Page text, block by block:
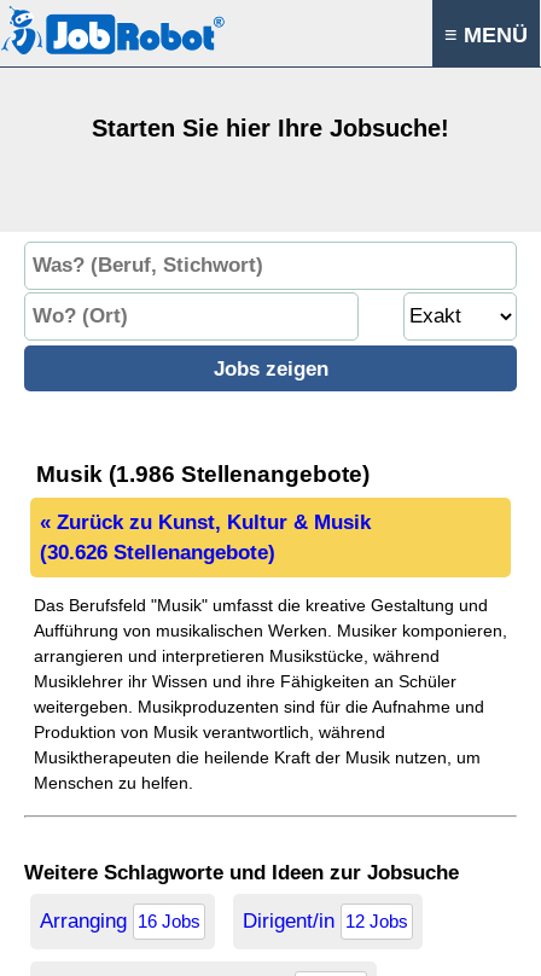
≡ MENÜ
Starten Sie hier Ihre Jobsuche!
Musik (1.986 Stellenangebote)
« Zurück zu Kunst, Kultur & Musik
(30.626 Stellenangebote)
Das Berufsfeld "Musik" umfasst die kreative Gestaltung und
Aufführung von musikalischen Werken. Musiker komponieren,
arrangieren und interpretieren Musikstücke, während
Musiklehrer ihr Wissen und ihre Fähigkeiten an Schüler
weitergeben. Musikproduzenten sind für die Aufnahme und
Produktion von Musik verantwortlich, während
Musiktherapeuten die heilende Kraft der Musik nutzen, um
Menschen zu helfen.
Weitere Schlagworte und Ideen zur Jobsuche
Arranging 16 Jobs Dirigent/in 12 Jobs